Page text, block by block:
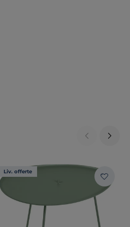
Liv. offerte